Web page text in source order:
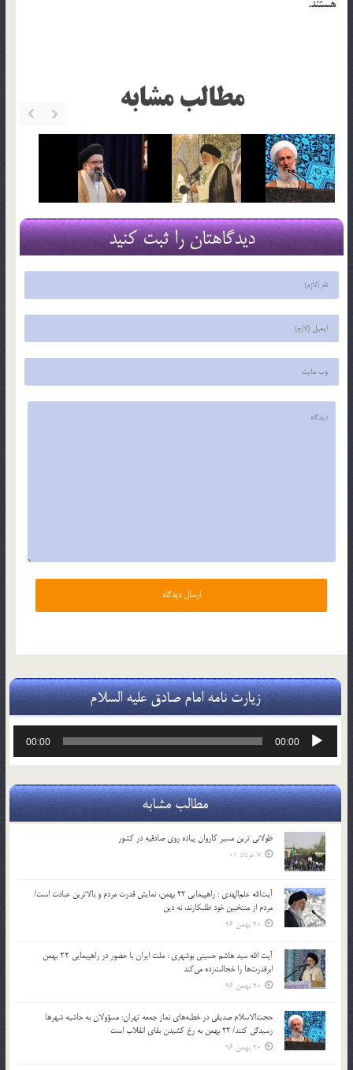
هستند.
مطالب مشابه
دیدگاهتان را ثبت کنید
زیارت نامه امام صادق علیه السلام
پخش‌کننده
00:00
00:00
مطالب مشابه
طولانی ترین مسیر کاروان پیاده روی صادقیه در کشور
7 خرداد 01
آیت‌الله علم‌الهدی : راهپیمایی 22 بهمن، نمایش قدرت مردم و بالاترین عبادت است/
مردم از منتخبین خود طلبکارند، نه دین
20 بهمن 96
آیت الله سید هاشم حسینی بوشهری : ملت ایران با حضور در راهپیمایی ۲۲ بهمن
ابرقدرت‌ها را خجالت‌زده می‌کند
20 بهمن 96
حجت‌الاسلام صدیقی در خطبه‌های نماز جمعه تهران: مسؤولان به حاشیه شهرها
رسیدگی کنند/ 22 بهمن به رخ کشیدن بقای انقلاب است
20 بهمن 96